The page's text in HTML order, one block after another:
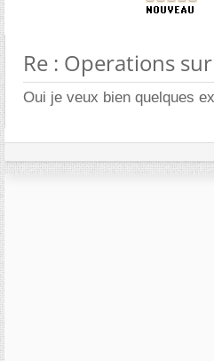
Re : Operations
Oui je veux bien quelques